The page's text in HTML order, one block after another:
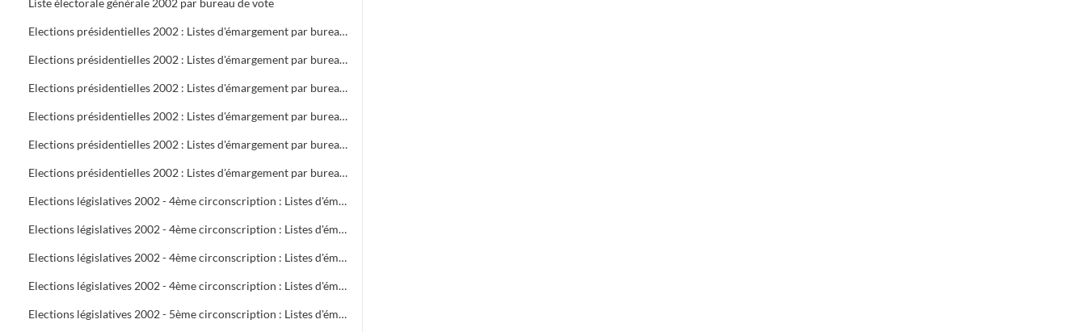
Liste électorale générale 2002 par bureau de vote
Elections présidentielles 2002 : Listes d'émargement par bureau de vote : 1 à 5
Elections présidentielles 2002 : Listes d'émargement par bureau de vote : 6 à 10
Elections présidentielles 2002 : Listes d'émargement par bureau de vote : 11 à 16 ( pas de 12 )
Elections présidentielles 2002 : Listes d'émargement par bureau de vote : 17 à 21
Elections présidentielles 2002 : Listes d'émargement par bureau de vote : 22 à 25
Elections présidentielles 2002 : Listes d'émargement par bureau de vote : 26 à 29
Elections législatives 2002 - 4ème circonscription : Listes d'émargement par bureau de vote : 01 à 05
Elections législatives 2002 - 4ème circonscription : Listes d'émargement par bureau de vote : 06 à 09
Elections législatives 2002 - 4ème circonscription : Listes d'émargement par bureau de vote : 10 à 14
Elections législatives 2002 - 4ème circonscription : Listes d'émargement par bureau de vote : 15 à 17
Elections législatives 2002 - 5ème circonscription : Listes d'émargement par bureau de vote : 18 à 21